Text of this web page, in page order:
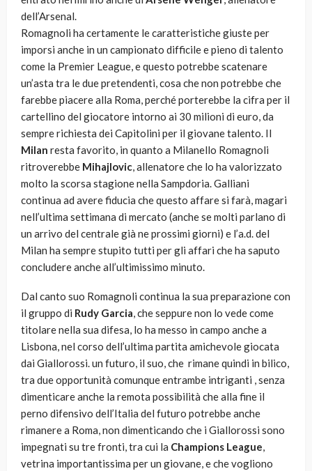
dell’Arsenal.
Romagnoli ha certamente le caratteristiche giuste per
imporsi anche in un campionato difficile e pieno di talento
come la Premier League, e questo potrebbe scatenare
un’asta tra le due pretendenti, cosa che non potrebbe che
farebbe piacere alla Roma, perché porterebbe la cifra per il
cartellino del giocatore intorno ai 30 milioni di euro, da
sempre richiesta dei Capitolini per il giovane talento. Il
Milan resta favorito, in quanto a Milanello Romagnoli
ritroverebbe Mihajlovic, allenatore che lo ha valorizzato
molto la scorsa stagione nella Sampdoria. Galliani
continua ad avere fiducia che questo affare si farà, magari
nell’ultima settimana di mercato (anche se molti parlano di
un arrivo del centrale già ne prossimi giorni) e l’a.d. del
Milan ha sempre stupito tutti per gli affari che ha saputo
concludere anche all’ultimissimo minuto.
Dal canto suo Romagnoli continua la sua preparazione con
il gruppo di Rudy Garcia, che seppure non lo vede come
titolare nella sua difesa, lo ha messo in campo anche a
Lisbona, nel corso dell’ultima partita amichevole giocata
dai Giallorossi. un futuro, il suo, che rimane quindi in bilico,
tra due opportunità comunque entrambe intriganti , senza
dimenticare anche la remota possibilità che alla fine il
perno difensivo dell’Italia del futuro potrebbe anche
rimanere a Roma, non dimenticando che i Giallorossi sono
impegnati su tre fronti, tra cui la Champions League,
vetrina importantissima per un giovane, e che vogliono